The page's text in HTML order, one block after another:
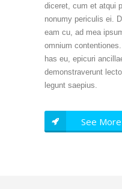
diceret, cum et atqui
nonumy periculis ei.
eam cu, ad mea
omnium
has eu, epicuri
demonstraverunt
legunt saepius.
See More